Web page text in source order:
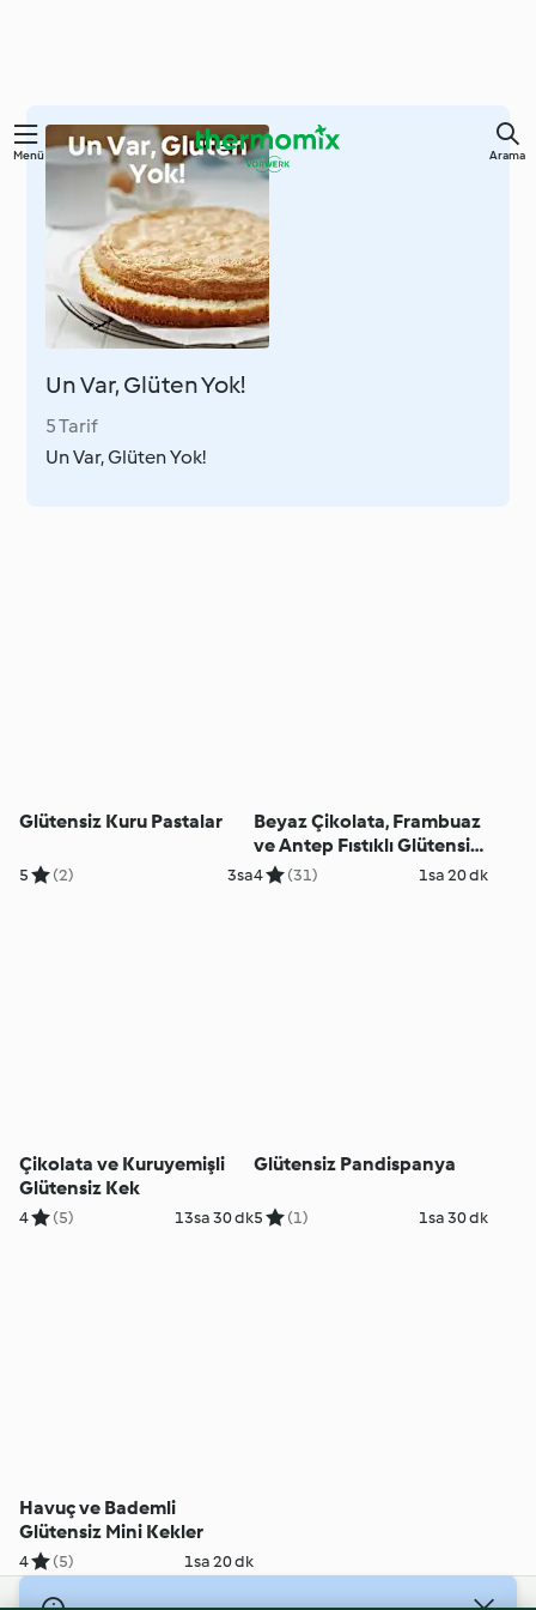
Ana
Menü Arama
Un Var, Glüten Yok!
5 Tarif
Un Var, Glüten Yok!
Glütensiz Kuru Pastalar
5 (2) 3sa
Beyaz Çikolata, Frambuaz
ve Antep Fıstıklı Glütensiz
Brownie
4 (31) 1sa 20 dk
Çikolata ve Kuruyemişli
Glütensiz Kek
4 (5) 13sa 30 dk
Glütensiz Pandispanya
5 (1) 1sa 30 dk
Havuç ve Bademli
Glütensiz Mini Kekler
4 (5) 1sa 20 dk